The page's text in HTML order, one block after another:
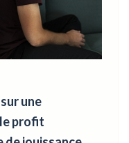
une
profit